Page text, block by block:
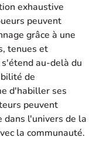
exhaustive
peuvent
grâce à une
tenues et
au-delà du
de
d'habiller ses
peuvent
dans l'univers de la
la communauté.